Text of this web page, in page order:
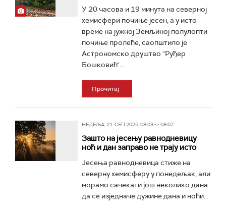
У 20 часова и 19 минута на северној
хемисфери почиње јесен, а у исто
време на јужној Земљиној полулопти
почиње пролеће, саопштило је
Астрономско друштво "Руђер
Бошковић"...
Прочитај
НЕДЕЉА, 21. СЕП 2025, 08:03 -> 08:07
Зашто на јесењу равнодневицу
ноћ и дан заправо не трају исто
Јесења равнодневица стиже на
северну хемисферу у понедељак, али
морамо сачекати још неколико дана
да се изједначе дужине дана и ноћи...